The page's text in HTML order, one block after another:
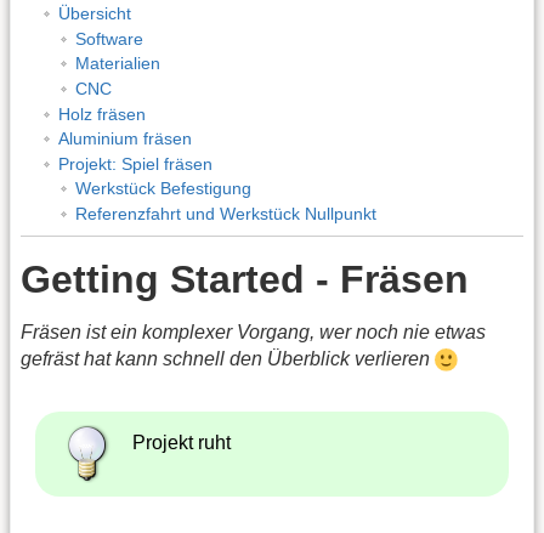
Übersicht
Software
Materialien
CNC
Holz fräsen
Aluminium fräsen
Projekt: Spiel fräsen
Werkstück Befestigung
Referenzfahrt und Werkstück Nullpunkt
Getting Started - Fräsen
Fräsen ist ein komplexer Vorgang, wer noch nie etwas
gefräst hat kann schnell den Überblick verlieren
Projekt ruht